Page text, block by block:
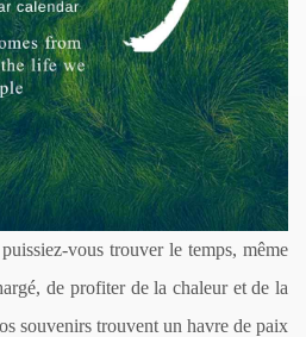
vous trouver le temps, même
de profiter de la chaleur et de la
souvenirs trouvent un havre de paix